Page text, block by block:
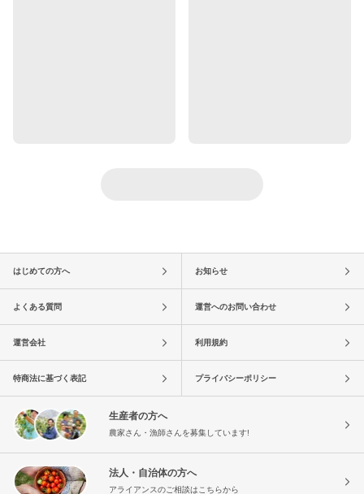
はじめての方へ お知らせ
よくある質問 運営へのお問い合わせ
運営会社 利用規約
特商法に基づく表記 プライバシーポリシー
生産者の方へ
農家さん・漁師さんを募集しています!
法人・自治体の方へ
アライアンスのご相談はこちらから